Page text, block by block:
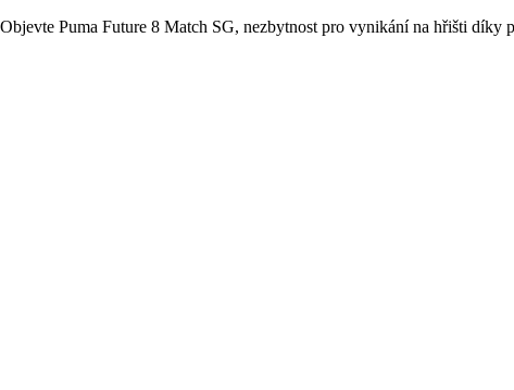
Objevte Puma Future 8 Match SG, nezbytnost pro vynikání na hřišti díky